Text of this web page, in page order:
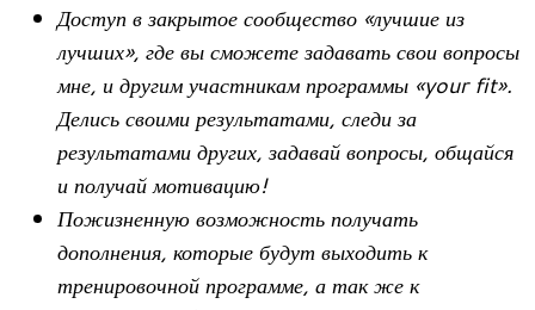
Доступ в закрытое сообщество «лучшие из
лучших», где вы сможете задавать свои вопросы
мне, и другим участникам программы «your fit».
Делись своими результатами, следи за
результатами других, задавай вопросы, общайся
и получай мотивацию!
Пожизненную возможность получать
дополнения, которые будут выходить к
тренировочной программе, а так же к